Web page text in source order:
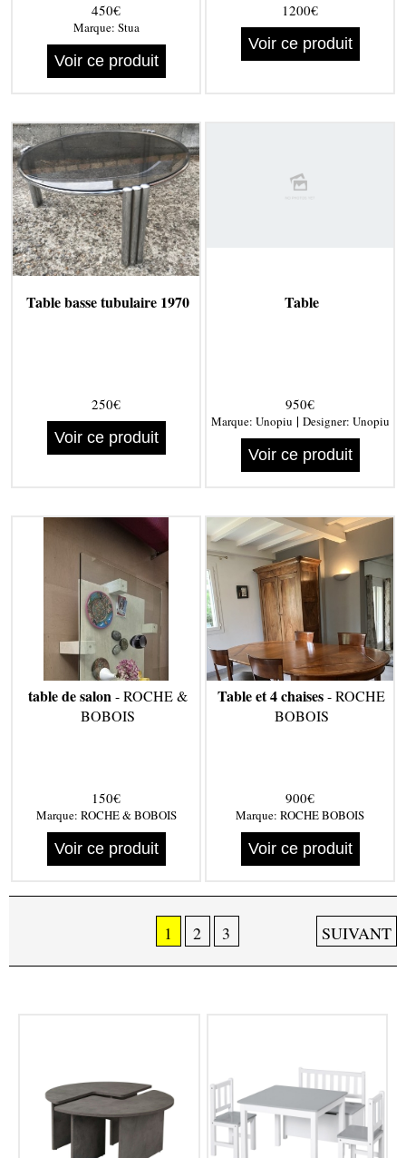
450€
Marque: Stua
Voir ce produit
1200€
Voir ce produit
Table basse tubulaire 1970
250€
Voir ce produit
Table
950€
Marque: Unopiu | Designer: Unopiu
Voir ce produit
table de salon- ROCHE &
BOBOIS
150€
Marque: ROCHE & BOBOIS
Voir ce produit
Table et 4 chaises- ROCHE
BOBOIS
900€
Marque: ROCHE BOBOIS
Voir ce produit
1 2 3 SUIVANT